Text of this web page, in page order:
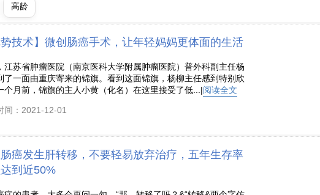
高龄
势技术】微创肠癌手术，让年轻妈妈更体面的生活
江苏省肿瘤医院（南京医科大学附属肿瘤医院）普外科副主任杨
了一面由重庆寄来的锦旗。看到这面锦旗，杨柳主任感到特别欣
个月前，锦旗的主人小黄（化名）在这里接受了低...|阅读全文
间：2021-12-01
癌发生肝转移，不要轻易放弃治疗，五年生存率
到近50%